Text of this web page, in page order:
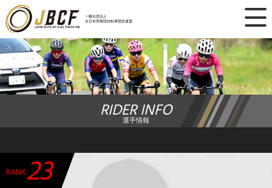
一般社団法人
全日本実業団自転車競技連盟
×
ニュース
レース日程
ランキング
チーム・選手
RIDER INFO
選手情報
RANK23